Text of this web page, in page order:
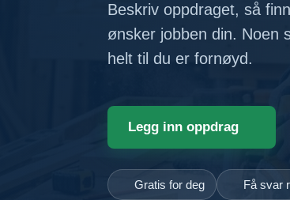
Beskriv oppdraget, så
ønsker jobben din. Noen
helt til du er fornøyd.
Legg inn oppdrag
Gratis for deg Få svar